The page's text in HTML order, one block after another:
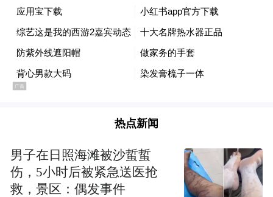
值得关注的是，此类后期伪造安全带画面的
乱象并非个案。不少观众梳理发现，此前
《奔跑吧》相关节目正片内容中，经网友逐
帧甄别比对，郑恺、刘涛、沙溢等出镜嘉宾
迹，画面违和、破绽突出，暴露出部分户外
综艺在交通安全管理层面屡现同类疏漏。
热点新闻
男子在日照海滩被沙蜇蜇
伤，5小时后被紧急送医抢
救，景区：偶发事件